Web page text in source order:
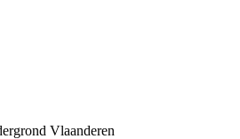
Vlaanderen